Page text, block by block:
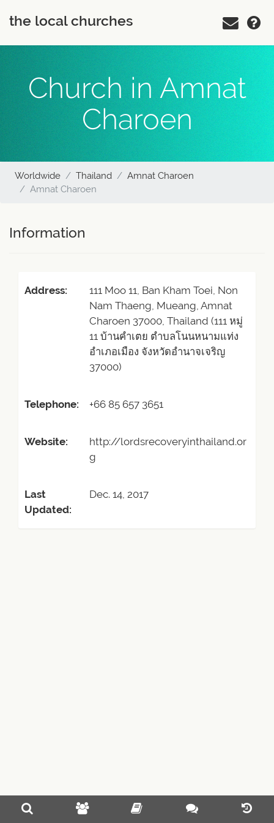
the local churches
Church in Amnat
Charoen
Worldwide Thailand
Amnat Charoen
Amnat Charoen
Information
Address:
111 Moo 11, Ban Kham Toei, Non
Nam Thaeng, Mueang, Amnat
Charoen 37000, Thailand (111 หมู่
11 บ้านคำเตย ตำบลโนนหนามแท่ง
อำเภอเมือง จังหวัดอำนาจเจริญ
37000)
Telephone: +66 85 657 3651
Website:
http://lordsrecoveryinthailand.or
g
Last
Updated:
Dec. 14, 2017